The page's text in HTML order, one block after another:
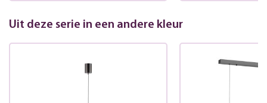
Uit deze serie in een andere kleur